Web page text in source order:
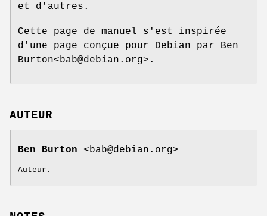
et d'autres.
Cette page de manuel s'est inspirée
d'une page conçue pour Debian par Ben
Burton<bab@debian.org>.
AUTEUR
Ben Burton <bab@debian.org>
Auteur.